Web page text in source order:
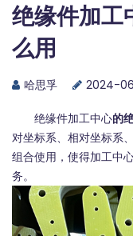
绝缘件加工
么用
哈思孚 2024-
绝缘件加工中心的
对坐标系、相对坐标系
组合使用，使得加工中
务。